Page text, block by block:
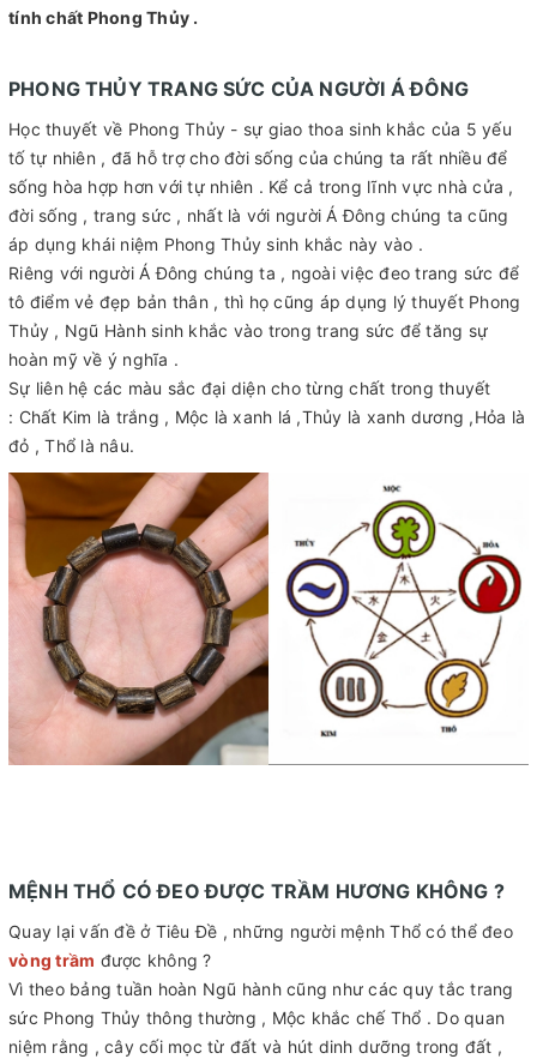
tính chất Phong Thủy .
PHONG THỦY TRANG SỨC CỦA NGƯỜI Á ĐÔNG
Học thuyết về Phong Thủy - sự giao thoa sinh khắc của 5 yếu
tố tự nhiên , đã hỗ trợ cho đời sống của chúng ta rất nhiều để
sống hòa hợp hơn với tự nhiên . Kể cả trong lĩnh vực nhà cửa ,
đời sống , trang sức , nhất là với người Á Đông chúng ta cũng
áp dụng khái niệm Phong Thủy sinh khắc này vào .
Riêng với người Á Đông chúng ta , ngoài việc đeo trang sức để
tô điểm vẻ đẹp bản thân , thì họ cũng áp dụng lý thuyết Phong
Thủy , Ngũ Hành sinh khắc vào trong trang sức để tăng sự
hoàn mỹ về ý nghĩa .
Sự liên hệ các màu sắc đại diện cho từng chất trong thuyết
: Chất Kim là trắng , Mộc là xanh lá ,Thủy là xanh dương ,Hỏa là
đỏ , Thổ là nâu.
MỆNH THỔ CÓ ĐEO ĐƯỢC TRẦM HƯƠNG KHÔNG ?
Quay lại vấn đề ở Tiêu Đề , những người mệnh Thổ có thể đeo
vòng trầm được không ?
Vì theo bảng tuần hoàn Ngũ hành cũng như các quy tắc trang
sức Phong Thủy thông thường , Mộc khắc chế Thổ . Do quan
niệm rằng , cây cối mọc từ đất và hút dinh dưỡng trong đất ,